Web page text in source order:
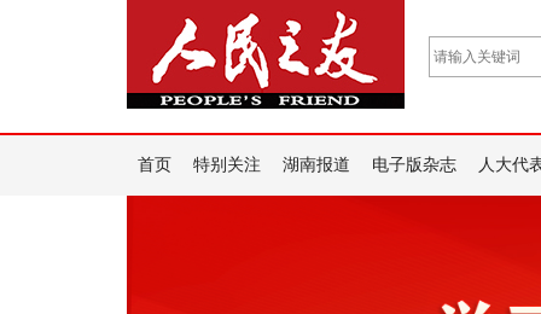
首页 特别关注 湖南报道 电子版杂志 人大代